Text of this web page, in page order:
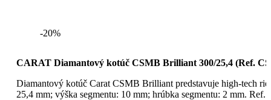
-20%
CARAT Diamantový kotúč CSMB Brilliant 300/25,4 (Ref.
Diamantový kotúč Carat CSMB Brilliant predstavuje high-tech
25,4 mm; výška segmentu: 10 mm; hrúbka segmentu: 2 mm.